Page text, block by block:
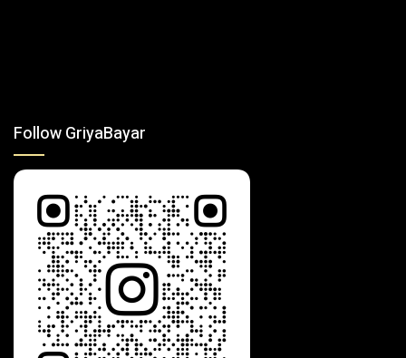
Follow GriyaBayar